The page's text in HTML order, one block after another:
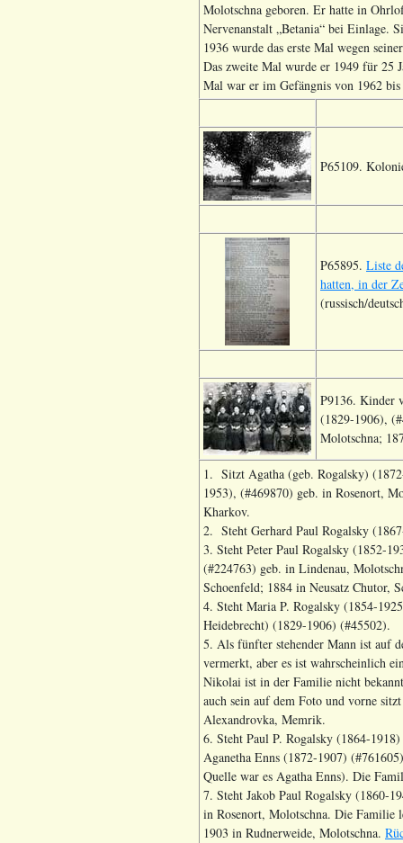
Molotschna geboren. Er hatte in
Nervenanstalt „Betania“ bei Einlage.
1936 wurde das erste Mal wegen
Das zweite Mal wurde er 1949 für 25
Mal war er im Gefängnis von 1962
P65109.
P65895. Liste
hatten, in der
(russisch/
P9136. Kinder
(1829-1906),
Molotschna;
1. Sitzt Agatha (geb. Rogalsky)
1953), (#469870) geb. in Rosenort,
Kharkov.
2. Steht Gerhard Paul Rogalsky
3. Steht Peter Paul Rogalsky (1852-
(#224763) geb. in Lindenau,
Schoenfeld; 1884 in Neusatz Chutor,
4. Steht Maria P. Rogalsky (1854-
Heidebrecht) (1829-1906) (#45502).
5. Als fünfter stehender Mann ist auf
vermerkt, aber es ist wahrscheinlich
Nikolai ist in der Familie nicht
auch sein auf dem Foto und vorne
Alexandrovka, Memrik.
6. Steht Paul P. Rogalsky (1864-
Aganetha Enns (1872-1907)
Quelle war es Agatha Enns). Die
7. Steht Jakob Paul Rogalsky (1860-
in Rosenort, Molotschna. Die Familie
1903 in Rudnerweide, Molotschna.